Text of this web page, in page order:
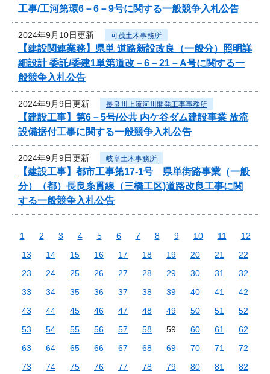
工事/工河第環6－6－9号に関する一般競争入札公告
2024年9月10日更新 可茂土木事務所
【建設関連業務】県単 道路新設改良（一般分）照明詳
細設計 委託/委建1単第道改－6－21－A号に関する一
般競争入札公告
2024年9月9日更新 長良川上流河川開発工事事務所
【建設工事】第6－5号/公共 内ケ谷ダム建設事業 放流
設備据付工事に関する一般競争入札公告
2024年9月9日更新 岐阜土木事務所
【建設工事】都市工事第17-1号 県単街路事業（一般
分）（都）長良糸貫線（三橋工区)道路改良工事に関
する一般競争入札公告
1 2 3 4 5 6 7 8 9 10 11
12
13
14 15 16 17 18 19 20 21
22
23
24 25 26 27 28 29 30 31
32
33
34 35 36 37 38 39 40 41
42
43
44 45 46 47 48 49 50 51
52
53
54 55 56 57 58 59 60 61
62
63
64 65 66 67 68 69 70 71
72
73
74 75 76 77 78 79 80 81
82